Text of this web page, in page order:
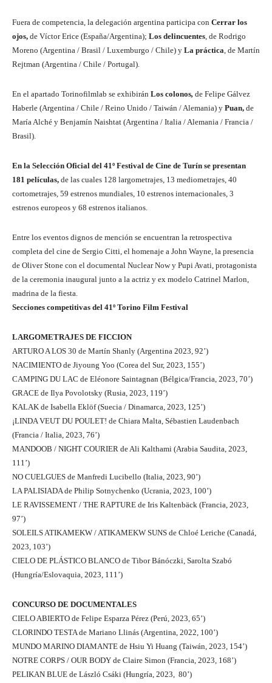
Fuera de competencia, la delegación argentina participa con Cerrar los
ojos, de Víctor Erice (España/Argentina); Los delincuentes, de Rodrigo
Moreno (Argentina / Brasil / Luxemburgo / Chile) y La práctica, de Martín
Rejtman (Argentina / Chile / Portugal).
En el apartado Torinofilmlab se exhibirán Los colonos, de Felipe Gálvez
Haberle (Argentina / Chile / Reino Unido / Taiwán / Alemania) y Puan, de
María Alché y Benjamín Naishtat (Argentina / Italia / Alemania / Francia /
Brasil).
En la Selección Oficial del 41º Festival de Cine de Turín se presentan
181 películas, de las cuales 128 largometrajes, 13 mediometrajes, 40
cortometrajes, 59 estrenos mundiales, 10 estrenos internacionales, 3
estrenos europeos y 68 estrenos italianos.
Entre los eventos dignos de mención se encuentran la retrospectiva
completa del cine de Sergio Citti, el homenaje a John Wayne, la presencia
de Oliver Stone con el documental Nuclear Now y Pupi Avati, protagonista
de la ceremonia inaugural junto a la actriz y ex modelo Catrinel Marlon,
madrina de la fiesta.
Secciones competitivas del 41º Torino Film Festival
LARGOMETRAJES DE FICCION
ARTURO A LOS 30 de Martín Shanly (Argentina 2023, 92’)
NACIMIENTO de Jiyoung Yoo (Corea del Sur, 2023, 155’)
CAMPING DU LAC de Eléonore Saintagnan (Bélgica/Francia, 2023, 70’)
GRACE de Ilya Povolotsky (Rusia, 2023, 119’)
KALAK de Isabella Eklöf (Suecia / Dinamarca, 2023, 125’)
¡LINDA VEUT DU POULET! de Chiara Malta, Sébastien Laudenbach
(Francia / Italia, 2023, 76’)
MANDOOB / NIGHT COURIER de Ali Kalthami (Arabia Saudita, 2023,
111’)
NO CUELGUES de Manfredi Lucibello (Italia, 2023, 90’)
LA PALISIADA de Philip Sotnychenko (Ucrania, 2023, 100’)
LE RAVISSEMENT / THE RAPTURE de Iris Kaltenbäck (Francia, 2023,
97’)
SOLEILS ATIKAMEKW / ATIKAMEKW SUNS de Chloé Leriche (Canadá,
2023, 103’)
CIELO DE PLÁSTICO BLANCO de Tibor Bánóczki, Sarolta Szabó
(Hungría/Eslovaquia, 2023, 111’)
CONCURSO DE DOCUMENTALES
CIELO ABIERTO de Felipe Esparza Pérez (Perú, 2023, 65’)
CLORINDO TESTA de Mariano Llinás (Argentina, 2022, 100’)
MUNDO MARINO DIAMANTE de Hsiu Yi Huang (Taiwán, 2023, 154’)
NOTRE CORPS / OUR BODY de Claire Simon (Francia, 2023, 168’)
PELIKAN BLUE de László Csáki (Hungría, 2023, 80’)